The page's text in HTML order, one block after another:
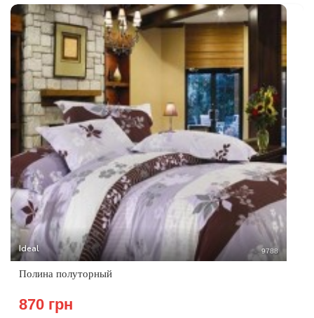
Ideal 9788
Полина полуторный
870 грн